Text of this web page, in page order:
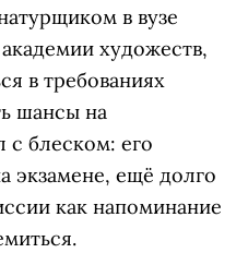
в вузе
художеств,
в требованиях
шансы на
с блеском: его
экзамене, ещё долго
как напоминание